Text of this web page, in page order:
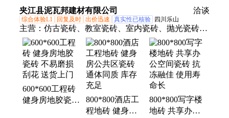
定制
赛克砖 实力工
厂
夹江县泥瓦邦建材有限公司 洽谈
综合体验L1 回复及时 出价迅速 真实性已核验 四川乐山
主营： 仿古瓷砖、教室瓷砖、室内瓷砖、抛光瓷砖、
商用瓷砖、防滑瓷砖、翻新瓷砖、地面瓷砖、工程瓷
砖、办公瓷砖、门店瓷砖、地铺瓷砖、公共瓷砖、耐
磨瓷砖、走廊瓷砖、地胶瓷砖、玻化瓷砖、通用瓷
砖、商铺瓷砖、地砖瓷砖、通体瓷砖、教学楼瓷砖、
营业厅瓷砖、办公楼瓷砖、工装地砖
600*600工程砖
健身房地胶瓷砖
800*800酒店工
程地砖 健身房
800*800写字楼
地砖 共享办公